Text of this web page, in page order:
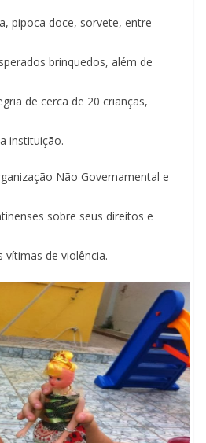
pipoca doce, sorvete, entre
brinquedos, além de
de cerca de 20 crianças,
instituição.
Não Governamental e
sobre seus direitos e
vítimas de violência.